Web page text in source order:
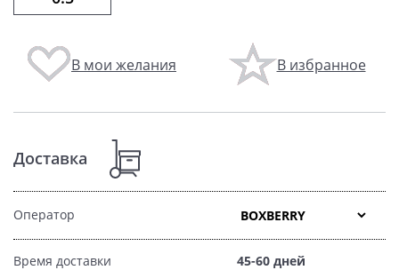
В мои желания В избранное
Доставка
Оператор
Время доставки 45-60 дней